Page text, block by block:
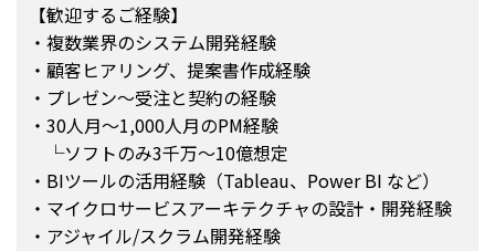
【歓迎するご経験】
・複数業界のシステム開発経験
・顧客ヒアリング、提案書作成経験
・プレゼン～受注と契約の経験
・30人月～1,000人月のPM経験
└ソフトのみ3千万～10億想定
・BIツールの活用経験（Tableau、Power BI など）
・マイクロサービスアーキテクチャの設計・開発経験
・アジャイル/スクラム開発経験